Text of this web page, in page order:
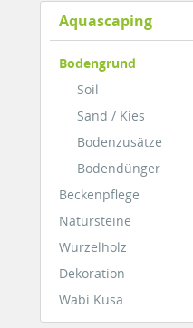
Aquascaping
Bodengrund
Soil
Sand / Kies
Bodenzusätze
Bodendünger
Beckenpflege
Natursteine
Wurzelholz
Dekoration
Wabi Kusa